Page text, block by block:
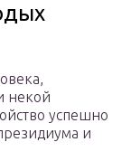
некой
успешно
и